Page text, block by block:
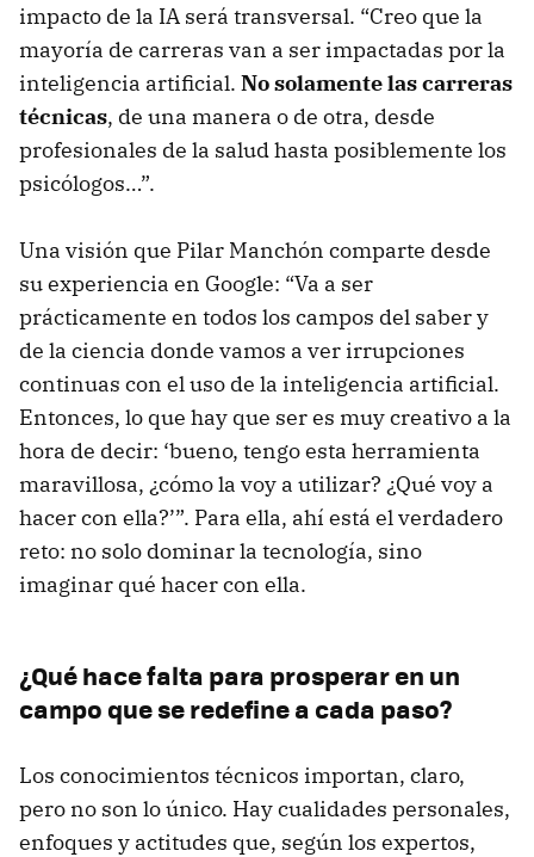
impacto de la IA será transversal. “Creo que la
mayoría de carreras van a ser impactadas por la
inteligencia artificial. No solamente las carreras
técnicas, de una manera o de otra, desde
profesionales de la salud hasta posiblemente los
psicólogos…”.
Una visión que Pilar Manchón comparte desde
su experiencia en Google: “Va a ser
prácticamente en todos los campos del saber y
de la ciencia donde vamos a ver irrupciones
continuas con el uso de la inteligencia artificial.
Entonces, lo que hay que ser es muy creativo a la
hora de decir: ‘bueno, tengo esta herramienta
maravillosa, ¿cómo la voy a utilizar? ¿Qué voy a
hacer con ella?’”. Para ella, ahí está el verdadero
reto: no solo dominar la tecnología, sino
imaginar qué hacer con ella.
¿Qué hace falta para prosperar en un
campo que se redefine a cada paso?
Los conocimientos técnicos importan, claro,
pero no son lo único. Hay cualidades personales,
enfoques y actitudes que, según los expertos,